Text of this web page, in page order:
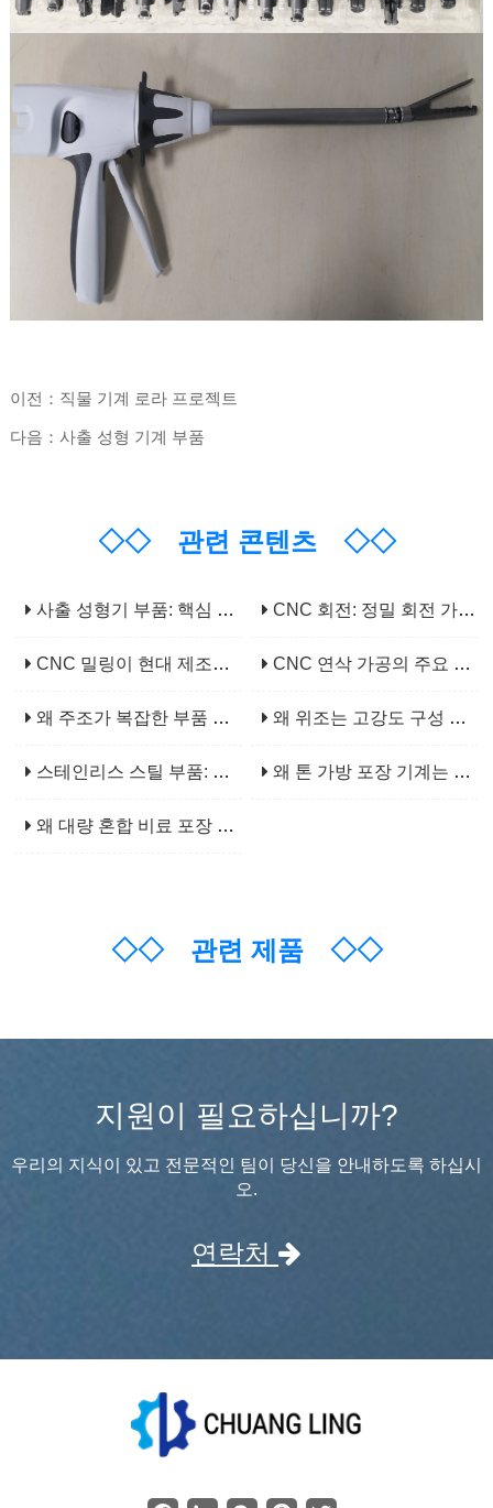
이전：직물 기계 로라 프로젝트
다음：사출 성형 기계 부품
◇◇관련 콘텐츠 ◇◇
사출 성형기 부품: 핵심 부품 및 기능 CNC 회전: 정밀 회전 가공의 핵심
CNC 밀링이 현대 제조에서 필수적이게 하는 것은 무엇입니까? CNC 연삭 가공의 주요 적용 분야는 무엇인가?
왜 주조가 복잡한 부품 제작에 다용도 솔루션인가? 왜 위조는 고강도 구성 요소 제조의 초석입니까?
스테인리스 스틸 부품: 산업용 응용 프로그램을 위한 신뢰할 수 있는 선택 왜 톤 가방 포장 기계는 대량 재료 처리를 위해 필수적입니까?
왜 대량 혼합 비료 포장 기계는 현대 농업에 필수적입니까?
◇◇관련 제품 ◇◇
지원이 필요하십니까?
우리의 지식이 있고 전문적인 팀이 당신을 안내하도록 하십시
오.
연락처